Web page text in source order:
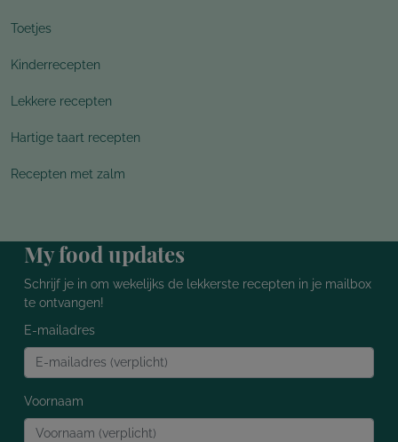
Toetjes
Kinderrecepten
Lekkere recepten
Hartige taart recepten
Recepten met zalm
My food updates
Schrijf je in om wekelijks de lekkerste recepten in je mailbox
te ontvangen!
E-mailadres
Voornaam